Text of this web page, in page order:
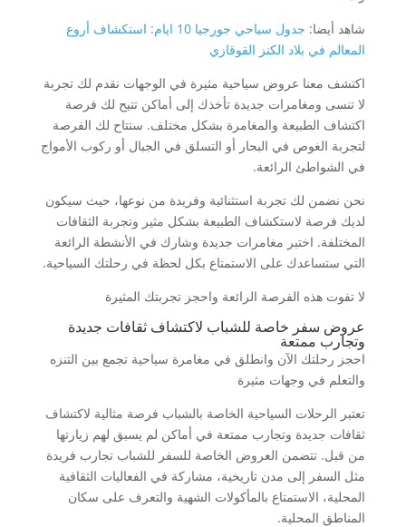
شاهد أيضا:
جدول سياحي جورجيا 10 ايام: استكشاف أروع
المعالم في بلاد الكنز القوقازي
اكتشف معنا عروض سياحية مثيرة في الوجهات نقدم لك تجربة
لا تنسى ومغامرات جديدة تأخذك إلى أماكن تتيح لك فرصة
اكتشاف الطبيعة والمغامرة بشكل مختلف. ستتاح لك الفرصة
لتجربة الغوص في البحار أو التسلق في الجبال أو ركوب الأمواج
في الشواطئ الرائعة.
نحن نضمن لك تجربة استثنائية وفريدة من نوعها، حيث سيكون
لديك فرصة لاستكشاف الطبيعة بشكل مثير وتجربة الثقافات
المختلفة. اختبر مغامرات جديدة وشارك في الأنشطة الرائعة
التي ستساعدك على الاستمتاع بكل لحظة في رحلتك السياحية.
لا تفوت هذه الفرصة الرائعة واحجز تجربتك المثيرة
عروض سفر خاصة للشباب لاكتشاف ثقافات جديدة
وتجارب ممتعة
احجز رحلتك الآن وانطلق في مغامرة سياحية تجمع بين التنزه
والتعلم في وجهات مثيرة
تعتبر الرحلات السياحية الخاصة بالشباب فرصة مثالية لاكتشاف
ثقافات جديدة وتجارب ممتعة في أماكن لم يسبق لهم زيارتها
من قبل. تتضمن العروض الخاصة للسفر للشباب تجارب فريدة
مثل السفر إلى مدن تاريخية، مشاركة في الفعاليات الثقافية
المحلية، الاستمتاع بالمأكولات الشهية والتعرف على سكان
المناطق المحلية.